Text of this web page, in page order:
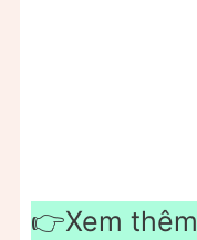
👉Xem thêm